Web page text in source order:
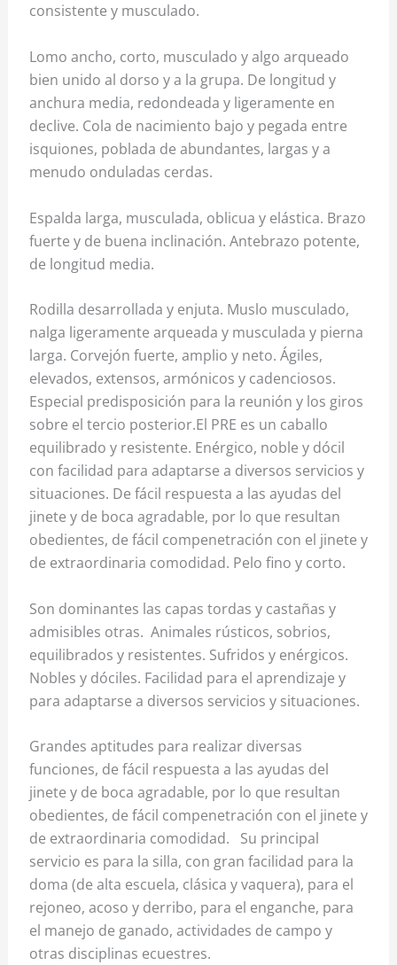
consistente y musculado.
Lomo ancho, corto, musculado y algo arqueado
bien unido al dorso y a la grupa. De longitud y
anchura media, redondeada y ligeramente en
declive. Cola de nacimiento bajo y pegada entre
isquiones, poblada de abundantes, largas y a
menudo onduladas cerdas.
Espalda larga, musculada, oblicua y elástica. Brazo
fuerte y de buena inclinación. Antebrazo potente,
de longitud media.
Rodilla desarrollada y enjuta. Muslo musculado,
nalga ligeramente arqueada y musculada y pierna
larga. Corvejón fuerte, amplio y neto. Ágiles,
elevados, extensos, armónicos y cadenciosos.
Especial predisposición para la reunión y los giros
sobre el tercio posterior.El PRE es un caballo
equilibrado y resistente. Enérgico, noble y dócil
con facilidad para adaptarse a diversos servicios y
situaciones. De fácil respuesta a las ayudas del
jinete y de boca agradable, por lo que resultan
obedientes, de fácil compenetración con el jinete y
de extraordinaria comodidad. Pelo fino y corto.
Son dominantes las capas tordas y castañas y
admisibles otras. Animales rústicos, sobrios,
equilibrados y resistentes. Sufridos y enérgicos.
Nobles y dóciles. Facilidad para el aprendizaje y
para adaptarse a diversos servicios y situaciones.
Grandes aptitudes para realizar diversas
funciones, de fácil respuesta a las ayudas del
jinete y de boca agradable, por lo que resultan
obedientes, de fácil compenetración con el jinete y
de extraordinaria comodidad. Su principal
servicio es para la silla, con gran facilidad para la
doma (de alta escuela, clásica y vaquera), para el
rejoneo, acoso y derribo, para el enganche, para
el manejo de ganado, actividades de campo y
otras disciplinas ecuestres.